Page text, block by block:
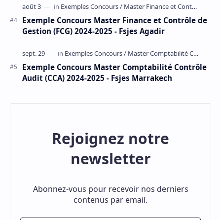
Exemple Concours Master Finance et Contrôle de
Gestion (FCG) 2024-2025 - Fsjes Agadir
Exemple Concours Master Comptabilité Contrôle
Audit (CCA) 2024-2025 - Fsjes Marrakech
Rejoignez notre
newsletter
Abonnez-vous pour recevoir nos derniers
contenus par email.